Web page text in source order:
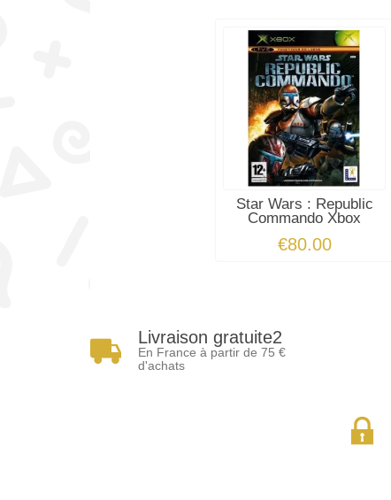
Star Wars : Republic
Commando Xbox
€80.00
Livraison gratuite2
En France à partir de 75 €
d'achats